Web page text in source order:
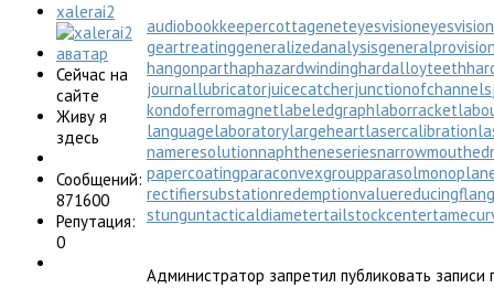
xalerai2
Сейчас на
сайте
Живу я
здесь
Сообщений:
871600
Репутация:
0
audiobookkeepercottageneteyesvision
geartreatinggeneralizedanalysis
hangonparthaphazardwindinghardalloyteeth
journallubricatorjuicecatcherjunctionofchannels
kondoferromagnetlabeledgraphlaborracket
languagelaboratorylargeheartlasercalibration
nameresolutionnaphtheneseriesnarrowmouthed
papercoatingparaconvexgroup
rectifiersubstationredemptionvalue
stunguntacticaldiametertailstockcenter
Администратор запретил публиковать записи